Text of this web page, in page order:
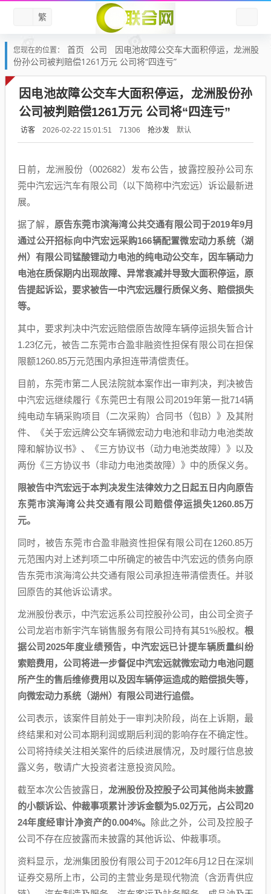
繁
您现在的位置： 首页 公司
因电池故障公交车大面积停运，龙洲股
份孙公司被判赔偿1261万元 公司将“四连亏”
因电池故障公交车大面积停运，龙洲股份孙
公司被判赔偿1261万元 公司将“四连亏”
访客 2026-02-22 15:01:51 71306 抢沙发 默认
日前，龙洲股份（002682）发布公告，披露控股孙公司东
莞中汽宏远汽车有限公司（以下简称中汽宏远）诉讼最新进
展。
据了解， 原告东莞市滨海湾公共交通有限公司于2019年9月
通过公开招标向中汽宏远采购166辆配置微宏动力系统（湖
州）有限公司锰酸锂动力电池的纯电动公交车，因车辆动力
电池在质保期内出现故障、异常衰减并导致大面积停运，原
告提起诉讼，要求被告一中汽宏远履行质保义务、赔偿损失
等。
其中，要求判决中汽宏远赔偿原告故障车辆停运损失暂合计
1.23亿元，被告二东莞市合盈非融资性担保有限公司在担保
限额1260.85万元范围内承担连带清偿责任。
目前，东莞市第二人民法院就本案作出一审判决，判决被告
中汽宏远继续履行《东莞巴士有限公司2019年第一批714辆
纯电动车辆采购项目（二次采购）合同书（包B）》及其附
件、《关于宏远牌公交车辆微宏动力电池和非动力电池类故
障和解协议书》、《三方协议书（动力电池类故障）》以及
两份《三方协议书（非动力电池类故障）》中的质保义务。
限被告中汽宏远于本判决发生法律效力之日起五日内向原告
东莞市滨海湾公共交通有限公司赔偿停运损失1260.85万
元。
同时，被告东莞市合盈非融资性担保有限公司在1260.85万
元范围内对上述判项二中所确定的被告中汽宏远的债务向原
告东莞市滨海湾公共交通有限公司承担连带清偿责任。并驳
回原告的其他诉讼请求。
龙洲股份表示，中汽宏远系公司控股孙公司，由公司全资子
公司龙岩市新宇汽车销售服务有限公司持有其51%股权。 根
据公司2025年度业绩预告，中汽宏远已计提车辆质量纠纷
索赔费用，公司将进一步督促中汽宏远就微宏动力电池问题
所产生的售后维修费用以及因车辆停运造成的赔偿损失等，
向微宏动力系统（湖州）有限公司进行追偿。
公司表示，该案件目前处于一审判决阶段，尚在上诉期，最
终结果和对公司本期利润或期后利润的影响存在不确定性。
公司将持续关注相关案件的后续进展情况，及时履行信息披
露义务，敬请广大投资者注意投资风险。
截至本次公告披露日， 龙洲股份及控股子公司其他尚未披露
的小额诉讼、仲裁事项累计涉诉金额为5.02万元，占公司20
24年度经审计净资产的0.004%。 除此之外，公司及控股子
公司不存在应披露而未披露的其他诉讼、仲裁事项。
资料显示，龙洲集团股份有限公司于2012年6月12日在深圳
证券交易所上市，公司的主营业务是现代物流（含沥青供应